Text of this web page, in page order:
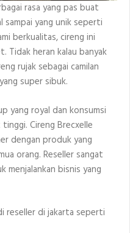
rasa yang pas buat
sampai yang unik seperti
berkualitas, cireng ini
Tidak heran kalau banyak
rujak sebagai camilan
super sibuk.
yang royal dan konsumsi
Cireng Brecxelle
dengan produk yang
orang. Reseller sangat
menjalankan bisnis yang
reseller di jakarta seperti